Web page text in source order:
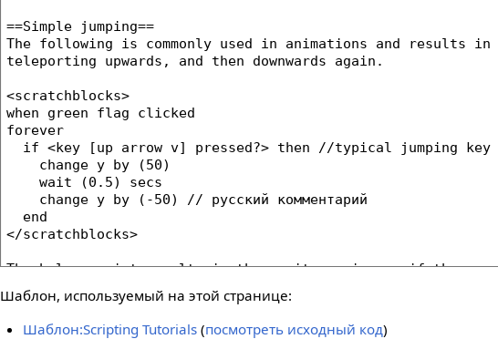
Шаблон, используемый на этой странице:
Шаблон:Scripting Tutorials(посмотреть исходный код)